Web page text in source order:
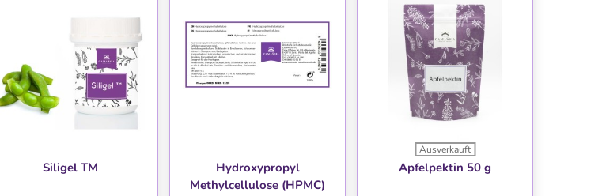
Siligel TM
Hydroxypropyl
Methylcellulose (HPMC)
WUNSCHLISTE
Ausverkauft
Apfelpektin 50 g